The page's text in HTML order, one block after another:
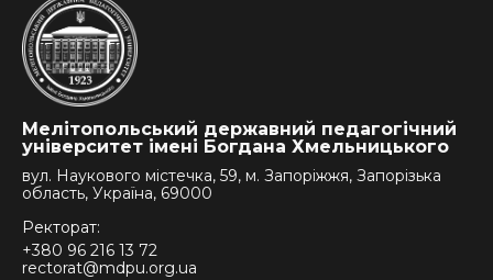
Мелітопольський державний педагогічний
університет імені Богдана Хмельницького
вул. Наукового містечка, 59, м. Запоріжжя, Запорізька
область, Україна, 69000
Ректорат:
+380 96 216 13 72
rectorat@mdpu.org.ua